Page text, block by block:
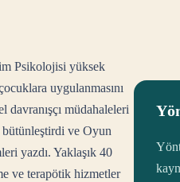
Psikolojisi yüksek
uygulanmasını
müdahaleleri
bütünleştirdi ve Oyun
yazdı. Yaklaşık 40
ve terapötik hizmetler